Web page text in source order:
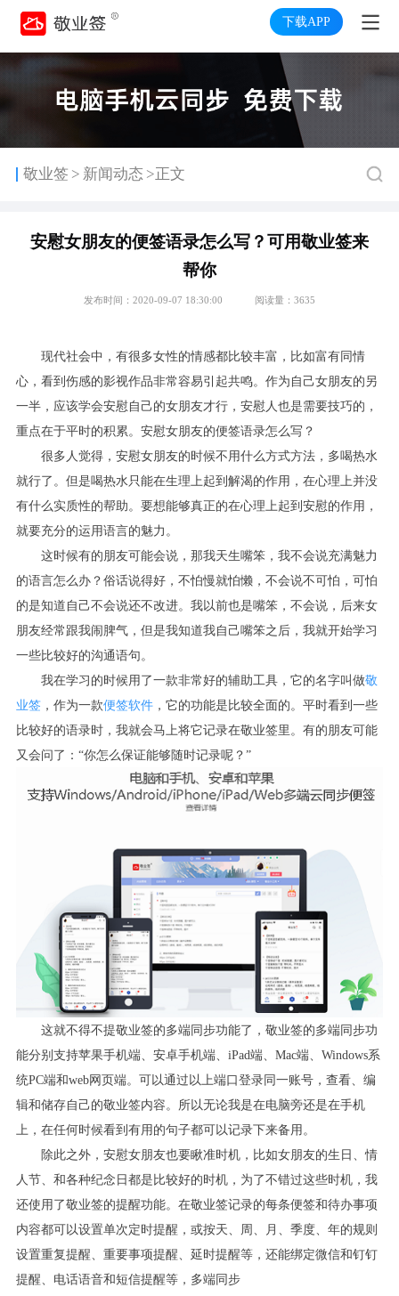
下载APP
敬业签 > 新闻动态 >正文
安慰女朋友的便签语录怎么写？可用敬业签来
帮你
发布时间：2020-09-07 18:30:00 阅读量：3635
现代社会中，有很多女性的情感都比较丰富，比如富有同情
心，看到伤感的影视作品非常容易引起共鸣。作为自己女朋友的另
一半，应该学会安慰自己的女朋友才行，安慰人也是需要技巧的，
重点在于平时的积累。安慰女朋友的便签语录怎么写？
很多人觉得，安慰女朋友的时候不用什么方式方法，多喝热水
就行了。但是喝热水只能在生理上起到解渴的作用，在心理上并没
有什么实质性的帮助。要想能够真正的在心理上起到安慰的作用，
就要充分的运用语言的魅力。
这时候有的朋友可能会说，那我天生嘴笨，我不会说充满魅力
的语言怎么办？俗话说得好，不怕慢就怕懒，不会说不可怕，可怕
的是知道自己不会说还不改进。我以前也是嘴笨，不会说，后来女
朋友经常跟我闹脾气，但是我知道我自己嘴笨之后，我就开始学习
一些比较好的沟通语句。
我在学习的时候用了一款非常好的辅助工具，它的名字叫做敬
业签，作为一款便签软件，它的功能是比较全面的。平时看到一些
比较好的语录时，我就会马上将它记录在敬业签里。有的朋友可能
又会问了：“你怎么保证能够随时记录呢？”
这就不得不提敬业签的多端同步功能了，敬业签的多端同步功
能分别支持苹果手机端、安卓手机端、 iPad端、 Mac端、 Windows系
统PC端和web网页端。可以通过以上端口登录同一账号，查看、编
辑和储存自己的敬业签内容。所以无论我是在电脑旁还是在手机
上，在任何时候看到有用的句子都可以记录下来备用。
除此之外，安慰女朋友也要瞅准时机，比如女朋友的生日、情
人节、和各种纪念日都是比较好的时机，为了不错过这些时机，我
还使用了敬业签的提醒功能。在敬业签记录的每条便签和待办事项
内容都可以设置单次定时提醒，或按天、周、月、季度、年的规则
设置重复提醒、重要事项提醒、延时提醒等，还能绑定微信和钉钉
提醒、电话语音和短信提醒等，多端同步